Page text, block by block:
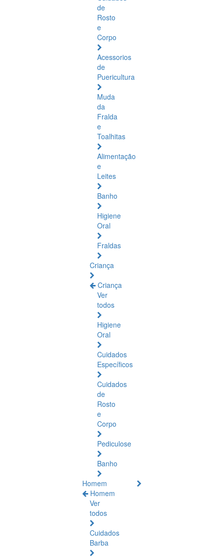
de
Rosto
e
Corpo
Acessorios
de
Puericultura
Muda
da
Fralda
e
Toalhitas
Alimentação
e
Leites
Banho
Higiene
Oral
Fraldas
Criança
Criança
Ver
todos
Higiene
Oral
Cuidados
Específicos
Cuidados
de
Rosto
e
Corpo
Pediculose
Banho
Homem
Homem
Ver
todos
Cuidados
Barba